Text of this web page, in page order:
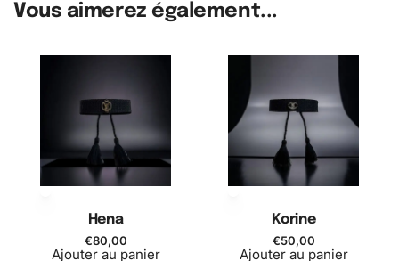
Vous aimerez également...
Hena
€80,00
Ajouter au panier
Korine
€50,00
Ajouter au panier